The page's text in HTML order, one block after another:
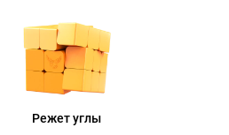
Режет углы